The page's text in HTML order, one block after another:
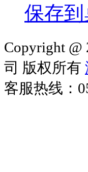
保存
Copyright
司 版权所有
客服热线：